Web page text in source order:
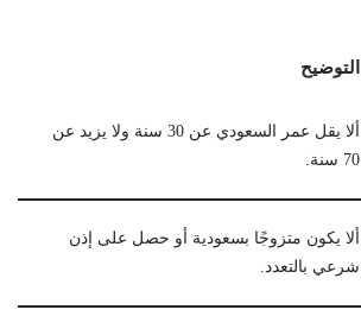
التوضيح
ألا يقل عمر السعودي عن 30 سنة ولا يزيد عن
70 سنة.
ألا يكون متزوجًا بسعودية أو حصل على إذن
شرعي بالتعدد.